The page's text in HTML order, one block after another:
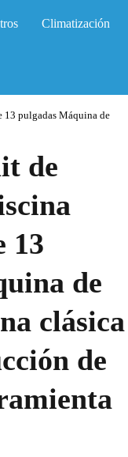
Climatización
13 pulgadas Máquina de
de
13
de
clásica
de